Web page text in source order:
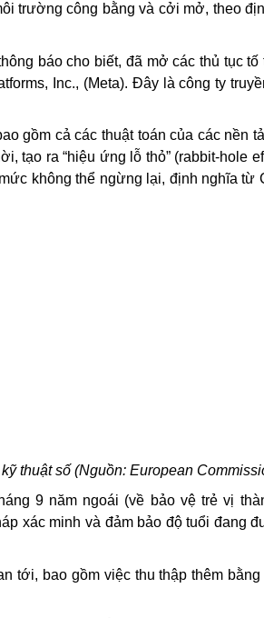
trường công bằng và cởi mở, theo
báo cho biết, đã mở các thủ tục tố
Inc., (Meta). Đây là công ty
gồm cả các thuật toán của các nền
tạo ra “hiệu ứng lỗ thỏ” (rabbit-hole
không thể ngừng lại, định nghĩa từ
thuật số (Nguồn: European
9 năm ngoái (về bảo vệ trẻ vị
xác minh và đảm bảo độ tuổi đang
tới, bao gồm việc thu thập thêm